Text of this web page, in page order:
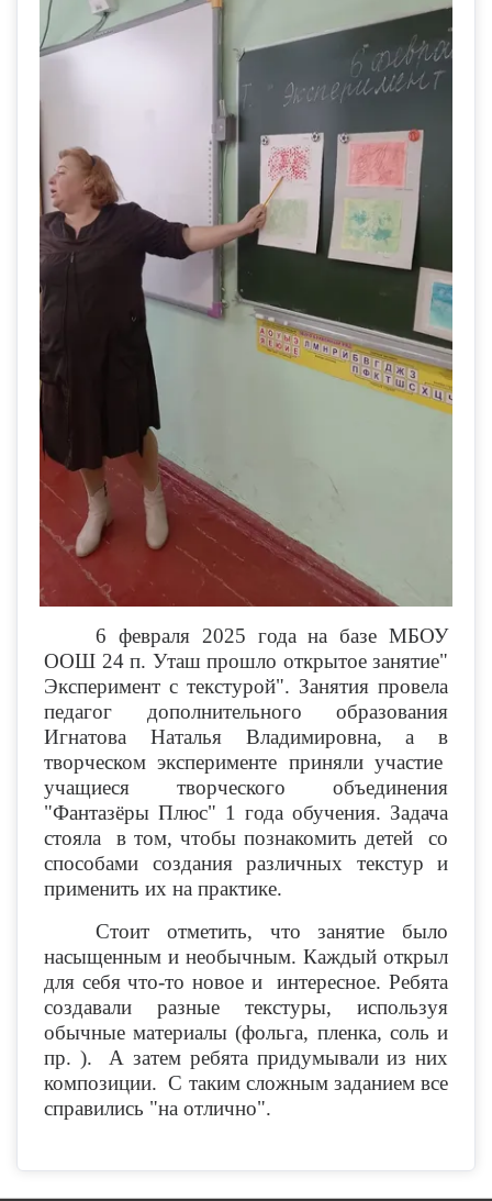
6 февраля 2025 года на базе МБОУ
ООШ 24 п. Уташ прошло открытое занятие"
Эксперимент с текстурой". Занятия провела
педагог дополнительного образования
Игнатова Наталья Владимировна, а в
творческом эксперименте приняли участие
учащиеся творческого объединения
"Фантазёры Плюс" 1 года обучения. Задача
стояла в том, чтобы познакомить детей со
способами создания различных текстур и
применить их на практике.
Стоит отметить, что занятие было
насыщенным и необычным. Каждый открыл
для себя что-то новое и интересное. Ребята
создавали разные текстуры, используя
обычные материалы (фольга, пленка, соль и
пр. ). А затем ребята придумывали из них
композиции. С таким сложным заданием все
справились "на отлично".